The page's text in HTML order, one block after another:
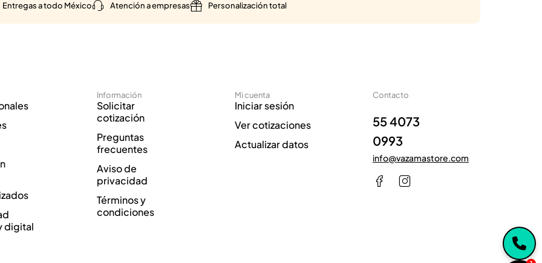
Entregas a todo México Atención a empresas Personalización total
digital
Información
Solicitar
cotización
Preguntas
frecuentes
Aviso de
privacidad
Términos y
condiciones
Mi cuenta
Iniciar sesión
Ver cotizaciones
Actualizar datos
Contacto
55 4073
0993
info@vazamastore.com